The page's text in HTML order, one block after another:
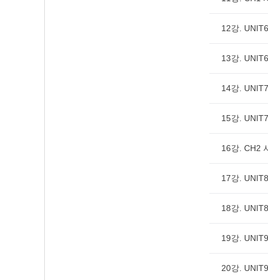
12강.
13강.
14강.
15강.
16강. CH2
17강.
18강.
19강.
20강.